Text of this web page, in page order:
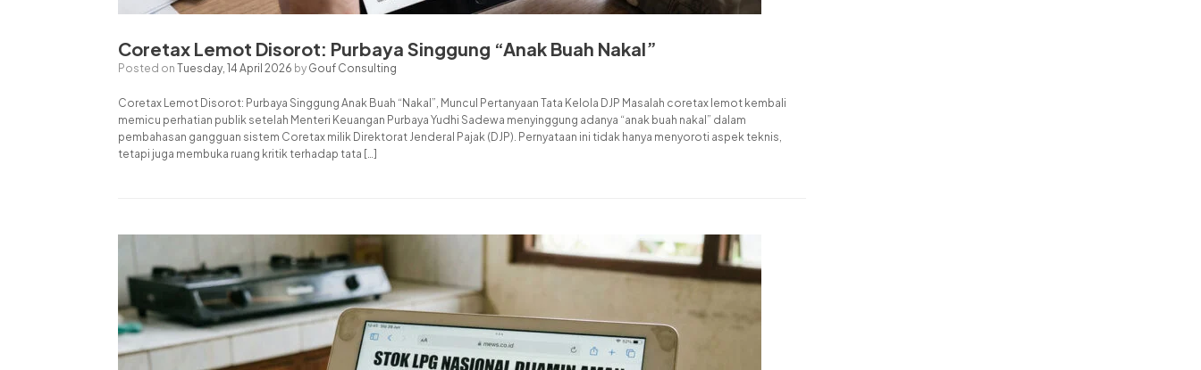
Coretax Lemot Disorot: Purbaya Singgung “Anak Buah Nakal”
Posted on Tuesday, 14 April 2026 by Gouf Consulting
Coretax Lemot Disorot: Purbaya Singgung Anak Buah “Nakal”, Muncul Pertanyaan Tata Kelola DJP Masalah coretax lemot kembali
memicu perhatian publik setelah Menteri Keuangan Purbaya Yudhi Sadewa menyinggung adanya “anak buah nakal” dalam
pembahasan gangguan sistem Coretax milik Direktorat Jenderal Pajak (DJP). Pernyataan ini tidak hanya menyoroti aspek teknis,
tetapi juga membuka ruang kritik terhadap tata […]